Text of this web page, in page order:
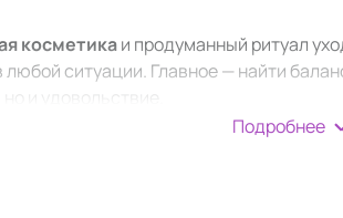
косметикаи продуманный ритуал
любой ситуации. Главное — найти
Подробнее